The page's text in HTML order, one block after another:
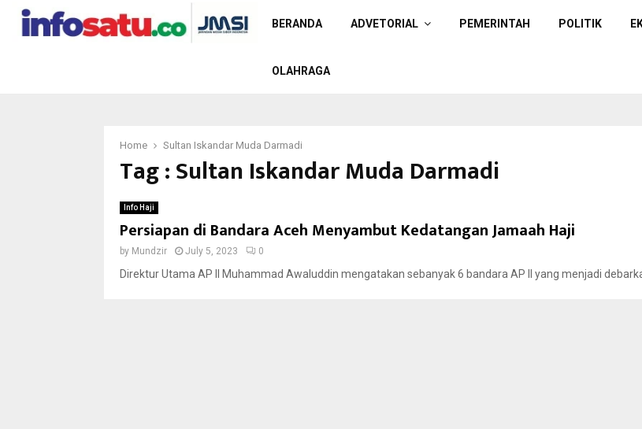
BERANDA ADVETORIAL PEMERINTAH POLITIK
OLAHRAGA
Home Sultan Iskandar Muda Darmadi
Tag : Sultan Iskandar Muda Darmadi
Info Haji
Persiapan di Bandara Aceh Menyambut Kedatangan Jamaah Haji
by Mundzir July 5, 2023 0
Direktur Utama AP II Muhammad Awaluddin mengatakan sebanyak 6 bandara AP II yang menjadi